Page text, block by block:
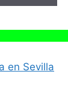
en Sevilla